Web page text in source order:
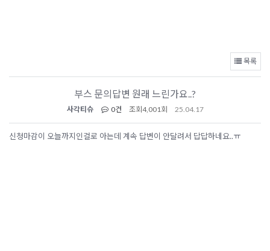
목록
부스 문의답변 원래 느린가요..?
사각티슈 0건 조회 4,001회 25.04.17
신청마감이 오늘까지인걸로 아는데 계속 답변이 안달려서 답답하네요..ㅠ